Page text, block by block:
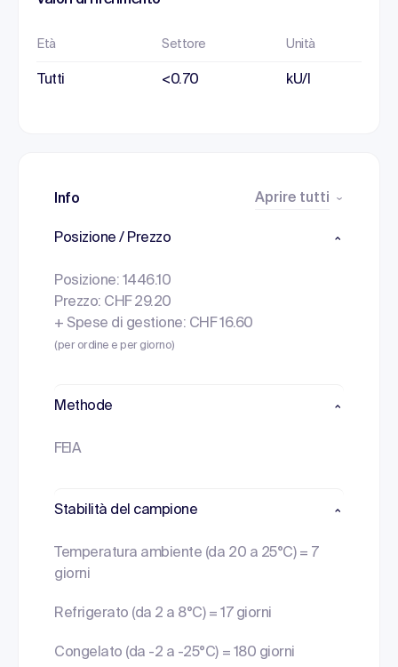
Età Settore Unità
Tutti <0.70 kU/l
Info Aprire tutti
Posizione / Prezzo
Posizione: 1446.10
Prezzo: CHF 29.20
+ Spese di gestione: CHF 16.60
(per ordine e per giorno)
Methode
FEIA
Stabilità del campione
Temperatura ambiente (da 20 a 25°C) = 7
giorni
Refrigerato (da 2 a 8°C) = 17 giorni
Congelato (da -2 a -25°C) = 180 giorni